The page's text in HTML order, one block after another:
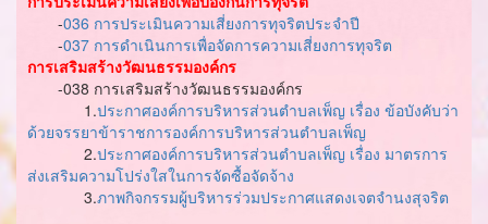
-036 การประเมินความเสี่ยงการทุจริตประจำปี
-037 การดำเนินการเพื่อจัดการความเสี่ยงการทุจริต
การเสริมสร้างวัฒนธรรมองค์กร
-038 การเสริมสร้างวัฒนธรรมองค์กร
1.ประกาศองค์การบริหารส่วนตำบลเพ็ญ เรื่อง ข้อบังคับว่า
ด้วยจรรยาข้าราชการองค์การบริหารส่วนตำบลเพ็ญ
2.ประกาศองค์การบริหารส่วนตำบลเพ็ญ เรื่อง มาตรการ
ส่งเสริมความโปร่งใสในการจัดซื้อจัดจ้าง
3.ภาพกิจกรรมผู้บริหารร่วมประกาศแสดงเจตจำนงสุจริต